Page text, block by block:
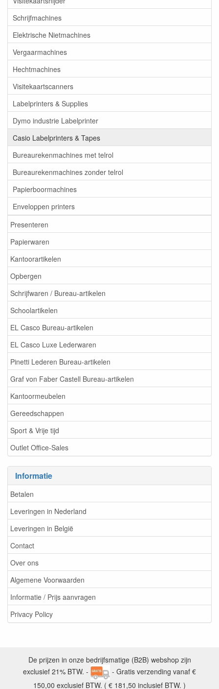
Schrijfmachines
Elektrische Nietmachines
Vergaarmachines
Hechtmachines
Visitekaartscanners
Labelprinters & Supplies
Dymo industrie Labelprinter
Casio Labelprinters & Tapes
Bureaurekenmachines met telrol
Bureaurekenmachines zonder telrol
Papierboormachines
Enveloppen printers
Presenteren
Papierwaren
Kantoorartikelen
Opbergen
Schrijfwaren / Bureau-artikelen
Schoolartikelen
EL Casco Bureau-artikelen
EL Casco Luxe Lederwaren
Pinetti Lederen Bureau-artikelen
Graf von Faber Castell Bureau-artikelen
Kantoormeubelen
Gereedschappen
Sport & Vrije tijd
Outlet Office-Sales
Informatie
Betalen
Leveringen in Nederland
Leveringen in België
Contact
Over ons
Algemene Voorwaarden
Informatie / Prijs aanvragen
Privacy Policy
De prijzen in onze bedrijfsmatige (B2B) webshop zijn
exclusief 21% BTW. -
- Gratis verzending vanaf €
150,00 exclusief BTW. ( € 181,50 inclusief BTW. )